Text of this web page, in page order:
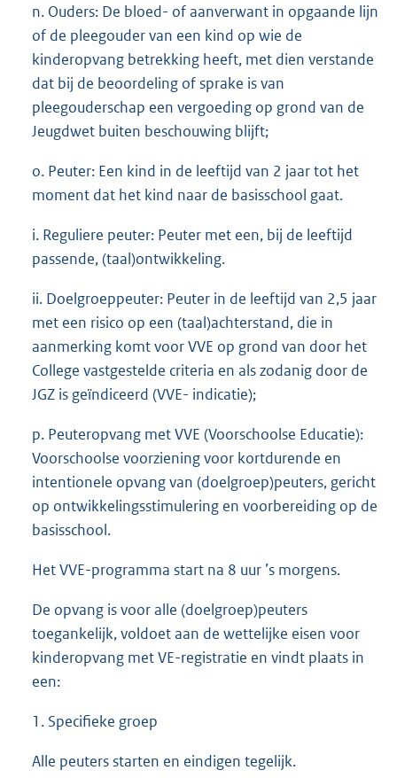
n. Ouders: De bloed- of aanverwant in opgaande lijn
of de pleegouder van een kind op wie de
kinderopvang betrekking heeft, met dien verstande
dat bij de beoordeling of sprake is van
pleegouderschap een vergoeding op grond van de
Jeugdwet buiten beschouwing blijft;
o. Peuter: Een kind in de leeftijd van 2 jaar tot het
moment dat het kind naar de basisschool gaat.
i. Reguliere peuter: Peuter met een, bij de leeftijd
passende, (taal)ontwikkeling.
ii. Doelgroeppeuter: Peuter in de leeftijd van 2,5 jaar
met een risico op een (taal)achterstand, die in
aanmerking komt voor VVE op grond van door het
College vastgestelde criteria en als zodanig door de
JGZ is geïndiceerd (VVE- indicatie);
p. Peuteropvang met VVE (Voorschoolse Educatie):
Voorschoolse voorziening voor kortdurende en
intentionele opvang van (doelgroep)peuters, gericht
op ontwikkelingsstimulering en voorbereiding op de
basisschool.
Het VVE-programma start na 8 uur ’s morgens.
De opvang is voor alle (doelgroep)peuters
toegankelijk, voldoet aan de wettelijke eisen voor
kinderopvang met VE-registratie en vindt plaats in
een:
1. Specifieke groep
Alle peuters starten en eindigen tegelijk.